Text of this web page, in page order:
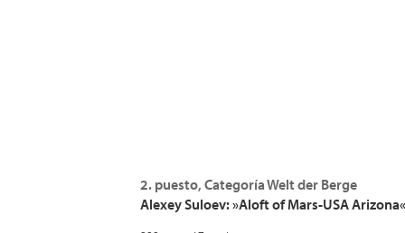
2. puesto, Categoría Welt der Berge
Alexey Suloev: »Aloft of Mars-USA Arizona«